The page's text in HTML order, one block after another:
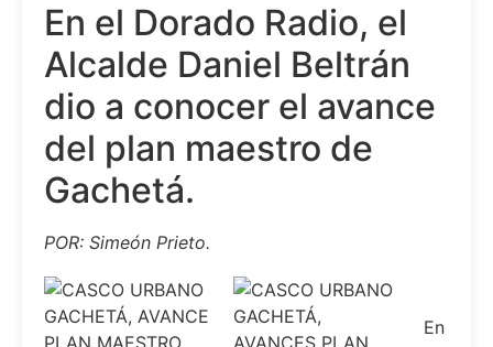
En el Dorado Radio, el
Alcalde Daniel Beltrán
dio a conocer el avance
del plan maestro de
Gachetá.
POR: Simeón Prieto.
En